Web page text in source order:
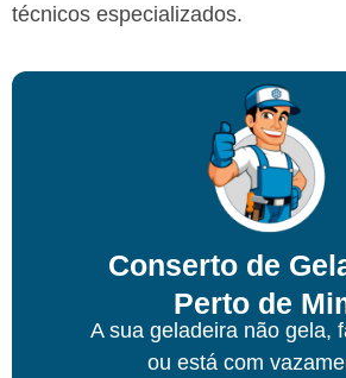
técnicos especializados.
Conserto de
Perto de
A sua geladeira não gela,
ou está com